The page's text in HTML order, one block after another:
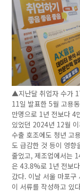
▲지난달 취업자 수가
11일 발표한 5월 고용
만명으로 1년 전보다 4
있었던 2024년 12월
수출 호조에도 청년 고
도 급감한 것 등이 영
줄었고, 제조업에서는
은 43.8%로 1년 전보
갔다. 이날 서울 마포구
이 서류를 작성하고